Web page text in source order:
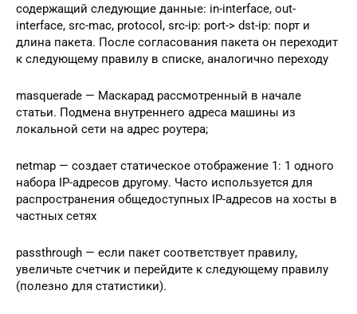
содержащий следующие данные: in-interface, out-
interface, src-mac, protocol, src-ip: port-> dst-ip: порт и
длина пакета. После согласования пакета он переходит
к следующему правилу в списке, аналогично переходу
masquerade — Маскарад рассмотренный в начале
статьи. Подмена внутреннего адреса машины из
локальной сети на адрес роутера;
netmap — создает статическое отображение 1: 1 одного
набора IP-адресов другому. Часто используется для
распространения общедоступных IP-адресов на хосты в
частных сетях
passthrough — если пакет соответствует правилу,
увеличьте счетчик и перейдите к следующему правилу
(полезно для статистики).